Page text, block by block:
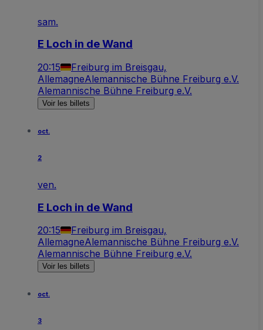
sam.
E Loch in de Wand
20:15
Freiburg im Breisgau,
AllemagneAlemannische Bühne Freiburg e.V.
Alemannische Bühne Freiburg e.V.
Voir les billets
oct.
2
ven.
E Loch in de Wand
20:15
Freiburg im Breisgau,
AllemagneAlemannische Bühne Freiburg e.V.
Alemannische Bühne Freiburg e.V.
Voir les billets
oct.
3